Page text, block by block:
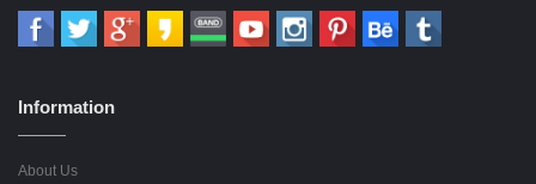
Information
About Us